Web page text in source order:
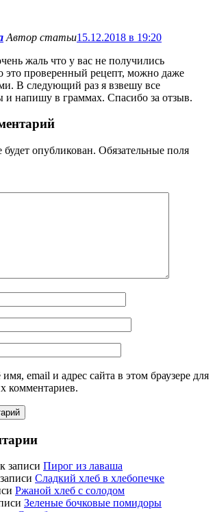
Автор статьи15.12.2018 в 19:20
жаль что у вас не получились
проверенный рецепт, можно даже
В следующий раз я взвешу все
и напишу в граммах. Спасибо за отзыв.
опубликован. Обязательные поля
email и адрес сайта в этом браузере для
комментариев.
к записи Пирог из лаваша
Сладкий хлеб в хлебопечке
Ржаной хлеб с солодом
Зеленые бочковые помидоры